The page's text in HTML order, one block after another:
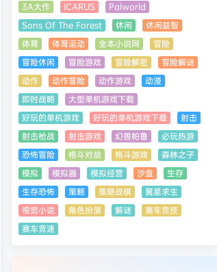
3A大作 ICARUS
Palworld
Sons Of The Forest
休闲
休闲益智
体育
体育运动 全本小说网
冒险
冒险休闲
冒险游戏 冒险解密
冒险解谜
动作
动作冒险 动作游戏
动漫
即时战略
大型单机游戏下载
好玩的单机游戏
好玩的单机游戏下载
射击
射击枪战
射击游戏 幻兽帕鲁
必玩热游
恐怖冒险
格斗对战 格斗游戏
森林之子
模拟
模拟器 模拟经营 沙盒
生存
生存恐怖
策略 策略战棋
翼星求生
视觉小说
角色扮演 解谜
赛车竞技
赛车竞速